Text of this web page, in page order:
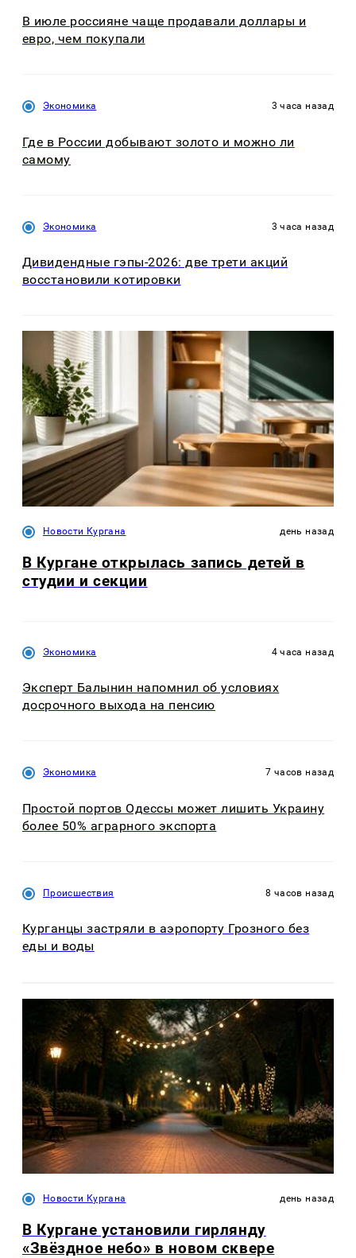
В июле россияне чаще продавали доллары и
евро, чем покупали
Экономика 3 часа назад
Где в России добывают золото и можно ли
самому
Экономика 3 часа назад
Дивидендные гэпы-2026: две трети акций
восстановили котировки
Новости Кургана день назад
В Кургане открылась запись детей в
студии и секции
Экономика 4 часа назад
Эксперт Балынин напомнил об условиях
досрочного выхода на пенсию
Экономика 7 часов назад
Простой портов Одессы может лишить Украину
более 50% аграрного экспорта
Происшествия 8 часов назад
Курганцы застряли в аэропорту Грозного без
еды и воды
Новости Кургана день назад
В Кургане установили гирлянду
«Звёздное небо» в новом сквере